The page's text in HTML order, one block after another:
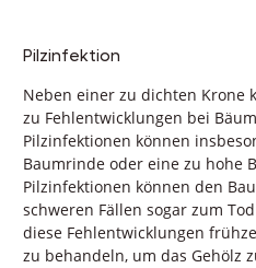
Pilzinfektion
Neben einer zu dichten Krone
zu Fehlentwicklungen bei
Pilzinfektionen können
Baumrinde oder eine zu hohe
Pilzinfektionen können den
schweren Fällen sogar zum
diese Fehlentwicklungen
zu behandeln, um das Gehölz